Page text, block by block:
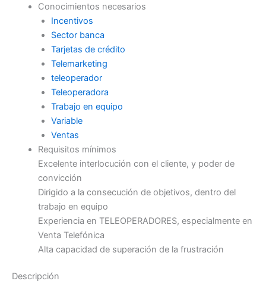
Conocimientos necesarios
Incentivos
Sector banca
Tarjetas de crédito
Telemarketing
teleoperador
Teleoperadora
Trabajo en equipo
Variable
Ventas
Requisitos mínimos
Excelente interlocución con el cliente, y poder de
convicción
Dirigido a la consecución de objetivos, dentro del
trabajo en equipo
Experiencia en TELEOPERADORES, especialmente en
Venta Telefónica
Alta capacidad de superación de la frustración
Descripción